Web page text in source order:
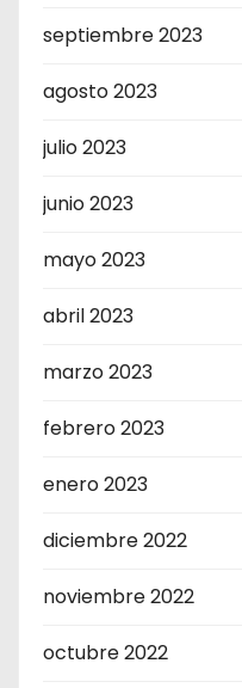
septiembre 2023
agosto 2023
julio 2023
junio 2023
mayo 2023
abril 2023
marzo 2023
febrero 2023
enero 2023
diciembre 2022
noviembre 2022
octubre 2022